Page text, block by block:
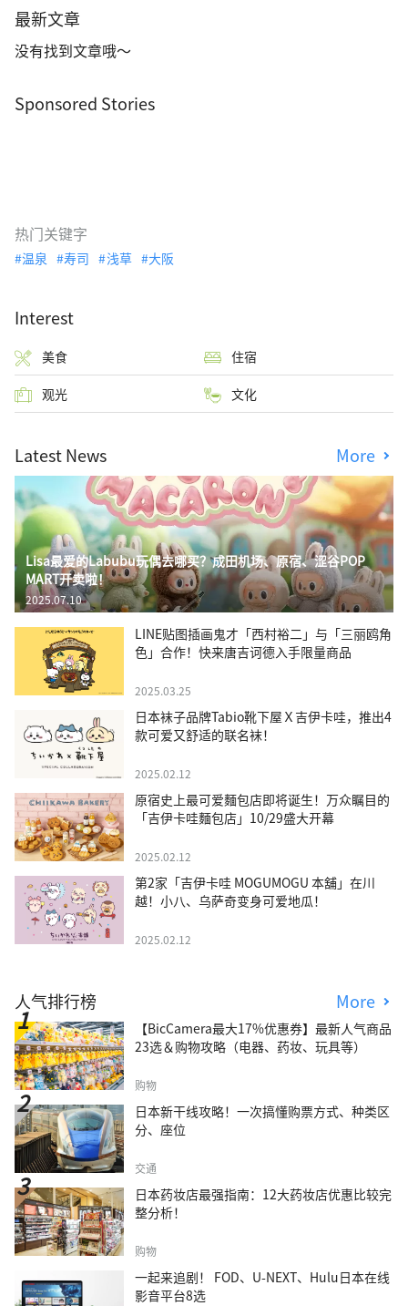
最新文章
没有找到文章哦～
Sponsored Stories
热门关键字
温泉 寿司 浅草 大阪
Interest
美食 住宿
观光 文化
Latest News More
Lisa最爱的Labubu玩偶去哪买？成田机场、原宿、涩谷POP
MART开卖啦！
2025.07.10
LINE贴图插画鬼才「西村裕二」与「三丽鸥角
色」合作！快来唐吉诃德入手限量商品
2025.03.25
日本袜子品牌Tabio靴下屋Ｘ吉伊卡哇，推出4
款可爱又舒适的联名袜！
2025.02.12
原宿史上最可爱麵包店即将诞生！万众瞩目的
「吉伊卡哇麵包店」10/29盛大开幕
2025.02.12
第2家「吉伊卡哇 MOGUMOGU 本舖」在川
越！小八、乌萨奇变身可爱地瓜！
2025.02.12
人气排行榜 More
【BicCamera最大17%优惠券】最新人气商品
23选＆购物攻略（电器、药妆、玩具等）
购物
日本新干线攻略！一次搞懂购票方式、种类区
分、座位
交通
日本药妆店最强指南：12大药妆店优惠比较完
整分析！
购物
一起来追剧！ FOD、U-NEXT、Hulu日本在线
影音平台8选